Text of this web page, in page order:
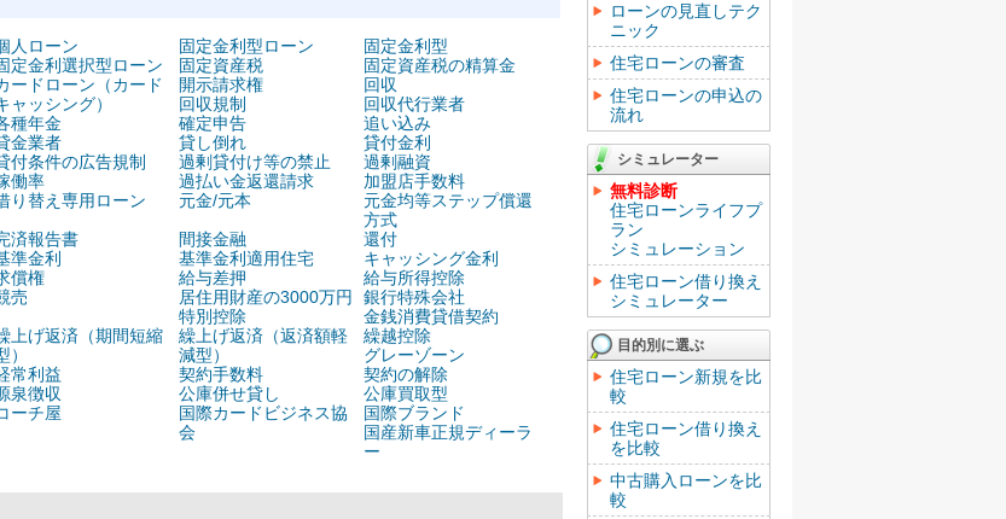
人ローン 固定金利型ローン
固定金利型
定金利選択型ローン 固定資産税
固定資産税の精算金
ードローン（カード
ャッシング）
開示請求権
回収
回収規制
回収代行業者
種年金 確定申告
追い込み
金業者 貸し倒れ
貸付金利
付条件の広告規制 過剰貸付け等の禁止
過剰融資
働率 過払い金返還請求
加盟店手数料
り替え専用ローン 元金/元本
元金均等ステップ償還
方式
済報告書 間接金融
還付
準金利 基準金利適用住宅
キャッシング金利
償権 給与差押
給与所得控除
売
居住用財産の3000万円
特別控除
銀行特殊会社
金銭消費貸借契約
上げ返済（期間短縮
）
繰上げ返済（返済額軽
減型）
繰越控除
グレーゾーン
常利益 契約手数料
契約の解除
泉徴収
公庫併せ貸し
公庫買取型
ーチ屋
国際カードビジネス協
会
国際ブランド
国産新車正規ディーラ
ー
ローンの見直しテク
ニック
住宅ローンの審査
住宅ローンの申込の
流れ
シミュレーター
無料診断
住宅ローンライフプ
ラン
シミュレーション
住宅ローン借り換え
シミュレーター
目的別に選ぶ
住宅ローン新規を比
較
住宅ローン借り換え
を比較
中古購入ローンを比
較